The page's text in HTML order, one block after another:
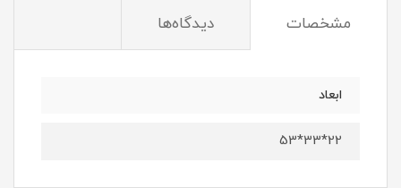
مشخصات دیدگاه‌ها
ابعاد
22*33*53